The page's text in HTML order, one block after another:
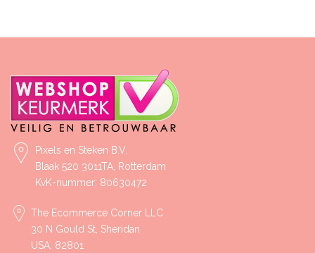
Pixels en Steken B.V.
Blaak 520 3011TA, Rotterdam
KvK-nummer: 80630472
The Ecommerce Corner LLC
30 N Gould St, Sheridan
USA, 82801